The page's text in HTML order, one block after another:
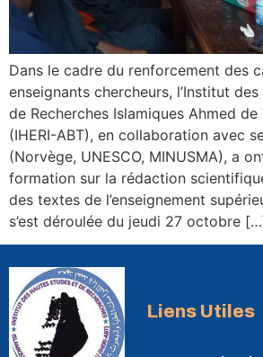
Dans le cadre du renforcement des
enseignants chercheurs, l’Institut
de Recherches Islamiques Ahmed
(IHERI-ABT), en collaboration avec
(Norvège, UNESCO, MINUSMA), a
formation sur la rédaction
des textes de l’enseignement
s’est déroulée du jeudi 27 octobre
Liens Utiles